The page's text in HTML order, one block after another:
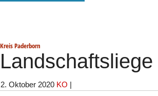
Kreis Paderborn
2. Oktober 2020 KO |